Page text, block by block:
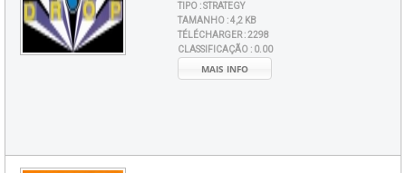
TIPO :STRATEGY
TAMANHO :4,2 KB
TÉLÉCHARGER :2298
CLASSIFICAÇÃO : 0.00
MAIS INFO